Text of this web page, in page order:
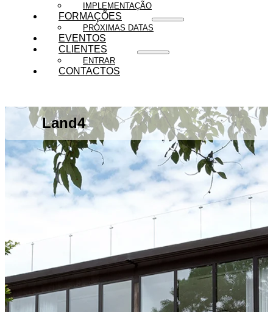
IMPLEMENTAÇÃO
FORMAÇÕES
PRÓXIMAS DATAS
EVENTOS
CLIENTES
ENTRAR
CONTACTOS
Land4